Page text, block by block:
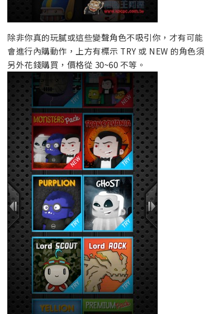
除非你真的玩膩或這些變聲角色不吸引你，才有可能
會進行內購動作，上方有標示 TRY 或 NEW 的角色須
另外花錢購買，價格從 30~60 不等。